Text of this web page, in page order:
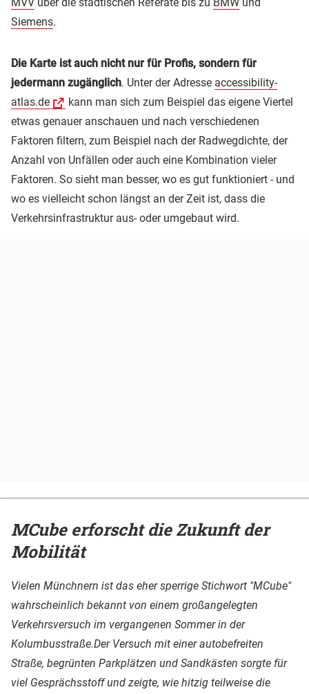
Siemens.
Die Karte ist auch nicht nur für Profis, sondern für
jedermann zugänglich. Unter der Adresse accessibility-
atlas.de
kann man sich zum Beispiel das eigene Viertel
etwas genauer anschauen und nach verschiedenen
Faktoren filtern, zum Beispiel nach der Radwegdichte, der
Anzahl von Unfällen oder auch eine Kombination vieler
Faktoren. So sieht man besser, wo es gut funktioniert - und
wo es vielleicht schon längst an der Zeit ist, dass die
Verkehrsinfrastruktur aus- oder umgebaut wird.
MCube erforscht die Zukunft der
Mobilität
Vielen Münchnern ist das eher sperrige Stichwort "MCube"
wahrscheinlich bekannt von einem großangelegten
Verkehrsversuch im vergangenen Sommer in der
Kolumbusstraße.Der Versuch mit einer autobefreiten
Straße, begrünten Parkplätzen und Sandkästen sorgte für
viel Gesprächsstoff und zeigte, wie hitzig teilweise die